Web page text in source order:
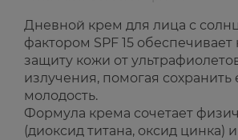
Дневной крем для лица с
фактором SPF 15
защиту кожи от
излучения, помогая сохранить
молодость.
Формула крема сочетает
(диоксид титана, оксид цинка)